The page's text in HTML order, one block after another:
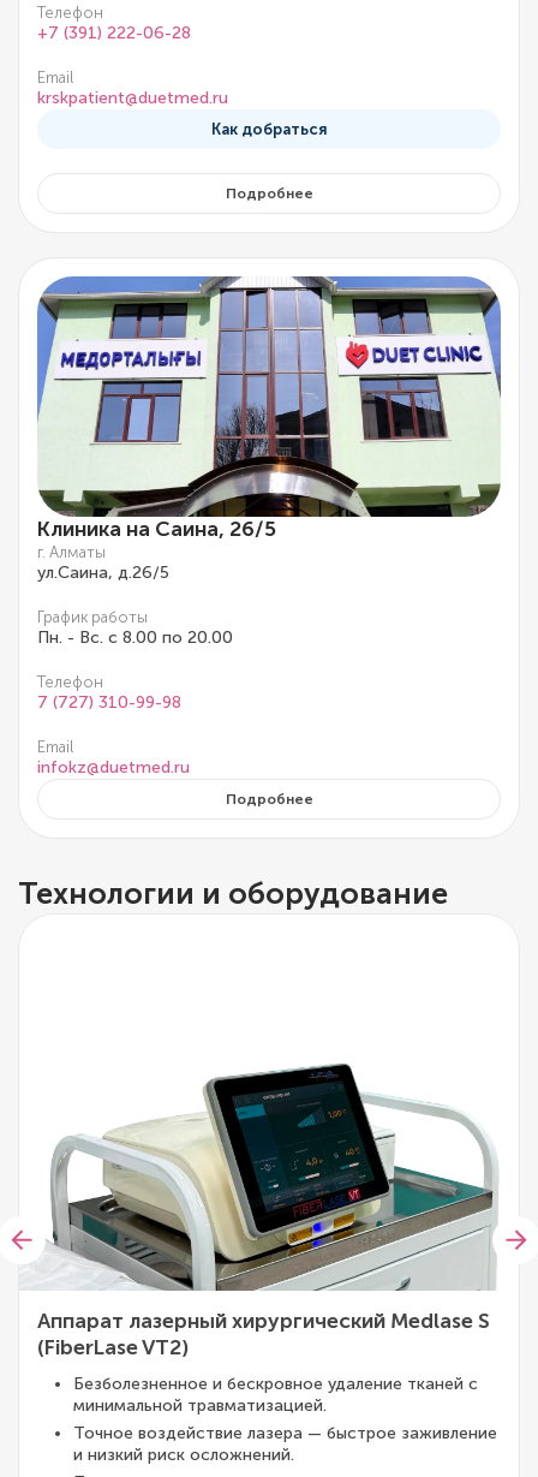
Телефон
+7 (391) 222-06-28
Email
krskpatient@duetmed.ru
Как добраться
Подробнее
Клиника на Саина, 26/5
г. Алматы
ул.Саина, д.26/5
График работы
Пн. - Вс. с 8.00 по 20.00
Телефон
7 (727) 310-99-98
Email
infokz@duetmed.ru
Подробнее
Технологии и оборудование
Аппарат лазерный хирургический Medlase S
(FiberLase VT2)
Безболезненное и бескровное удаление тканей с
минимальной травматизацией.
Точное воздействие лазера — быстрое заживление
и низкий риск осложнений.